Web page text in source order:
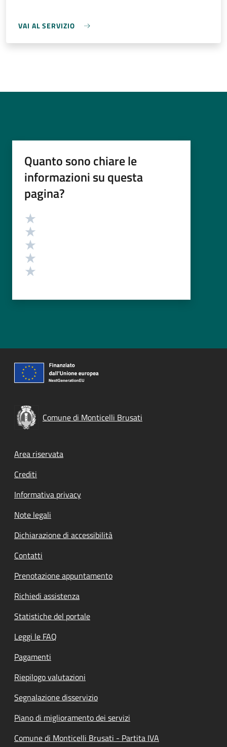
VAI AL SERVIZIO
Quanto sono chiare le
informazioni su questa
pagina?
Valutazione
Comune di Monticelli Brusati
Footer menu
Area riservata
Crediti
Informativa privacy
Note legali
Dichiarazione di accessibilità
Contatti
Prenotazione appuntamento
Richiedi assistenza
Statistiche del portale
Leggi le FAQ
Pagamenti
Riepilogo valutazioni
Segnalazione disservizio
Piano di miglioramento dei servizi
Comune di Monticelli Brusati - Partita IVA